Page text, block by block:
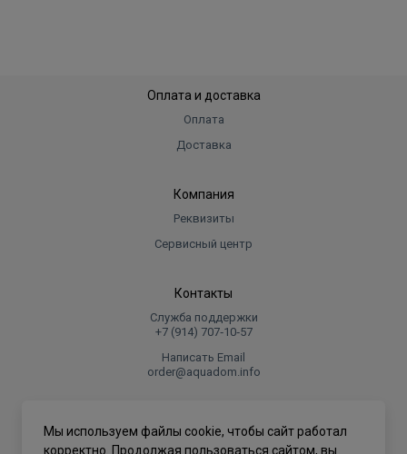
Оплата и доставка
Оплата
Доставка
Компания
Реквизиты
Сервисный центр
Контакты
Служба поддержки
+7 (914) 707‑10‑57
Написать Email
order@aquadom.info
.
Мы используем файлы cookie, чтобы сайт работал
корректно. Продолжая пользоваться сайтом, вы